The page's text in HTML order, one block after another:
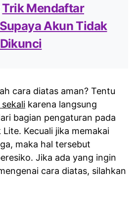
Trik Mendaftar
Akun Tidak
cara diatas aman? Tentu
karena langsung
bagian pengaturan pada
Kecuali jika memakai
maka hal tersebut
Jika ada yang ingin
cara diatas, silahkan